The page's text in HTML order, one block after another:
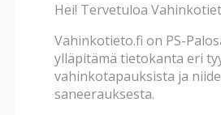
Haku
Vahinkotyyppi
Hei! Tervetuloa
Vahinkotieto.fi on PS-
ylläpitämä tietokanta eri
vahinkotapauksista ja
saneerauksesta.